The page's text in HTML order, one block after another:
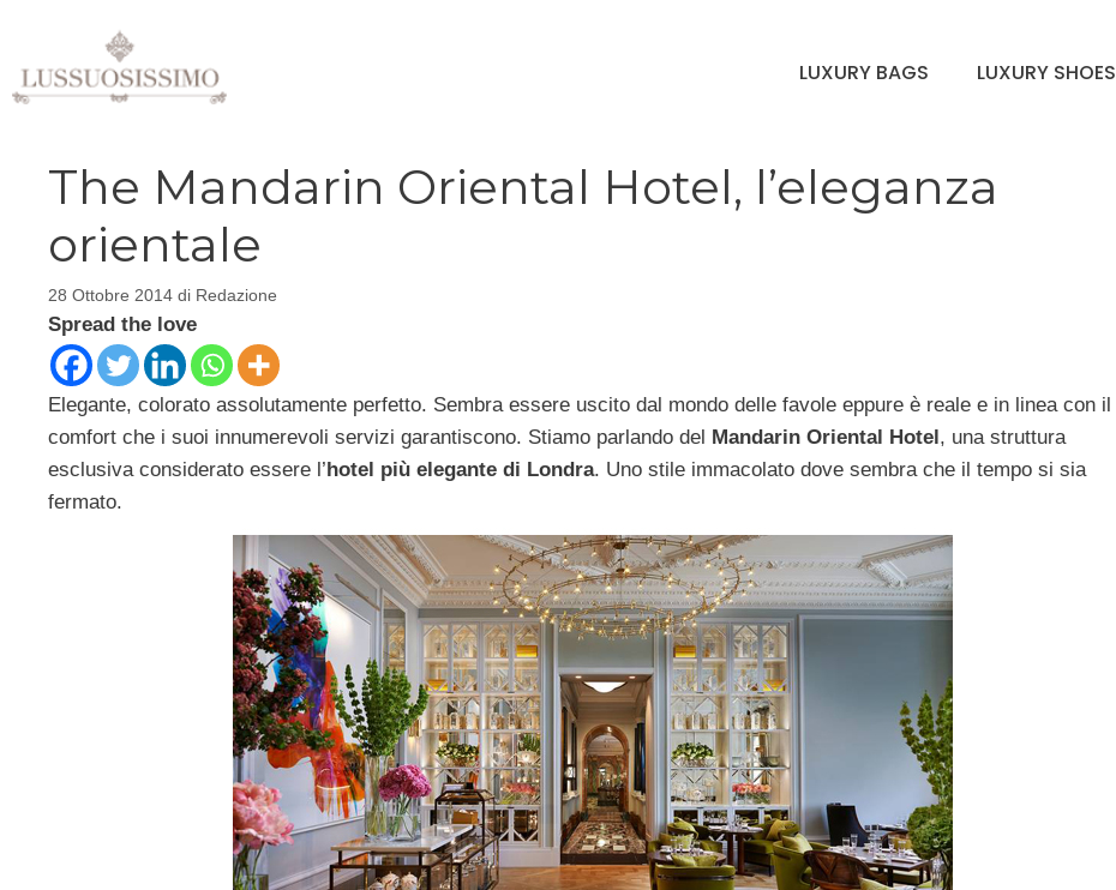
contenuto
LUXURY BAGS LUXURY SHOES
The Mandarin Oriental Hotel, l’eleganza
orientale
28 Ottobre 2014 di Redazione
Spread the love
Elegante, colorato assolutamente perfetto. Sembra essere uscito dal mondo delle favole eppure è reale e in linea con il
comfort che i suoi innumerevoli servizi garantiscono. Stiamo parlando del Mandarin Oriental Hotel, una struttura
esclusiva considerato essere l’hotel più elegante di Londra. Uno stile immacolato dove sembra che il tempo si sia
fermato.